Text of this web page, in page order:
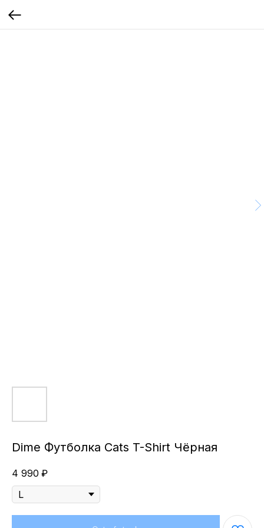
Dime Футболка Cats T-Shirt Чёрная
4 990 ₽